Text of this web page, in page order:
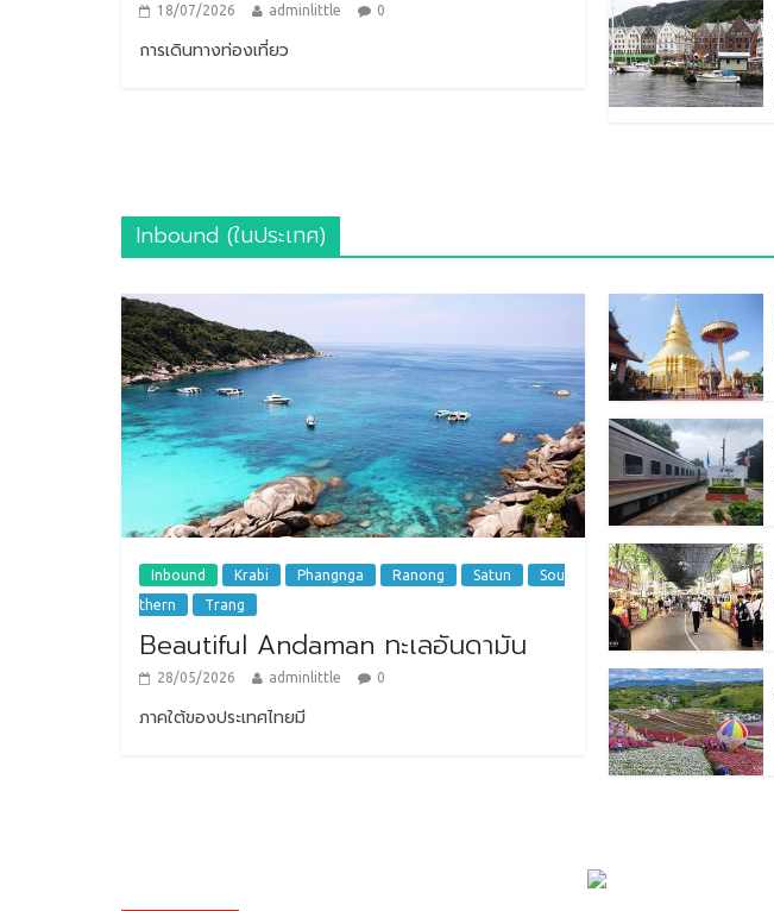
18/07/2026 adminlittle 0
การเดินทางท่องเที่ยว
Inbound (ในประเทศ)
Inbound Krabi Phangnga Ranong Satun
Sou
thern
Trang
Beautiful Andaman ทะเลอันดามัน
28/05/2026 adminlittle 0
ภาคใต้ของประเทศไทยมี